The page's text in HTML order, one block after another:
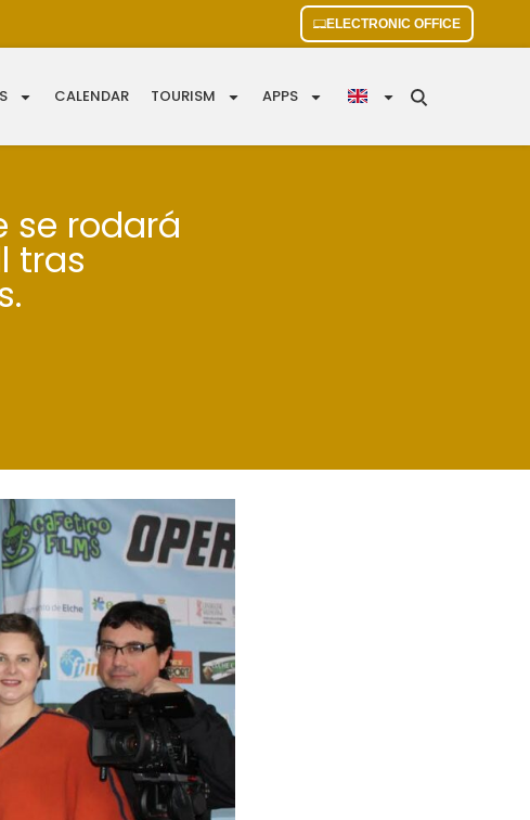
ELECTRONIC OFFICE
CALENDAR TOURISM APPS
se rodará
tras